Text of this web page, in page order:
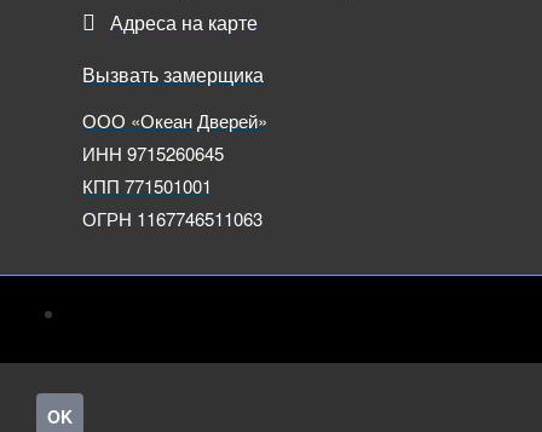
Адреса на карте
Вызвать замерщика
ООО «Океан Дверей»
ИНН 9715260645
КПП 771501001
ОГРН 1167746511063
OK